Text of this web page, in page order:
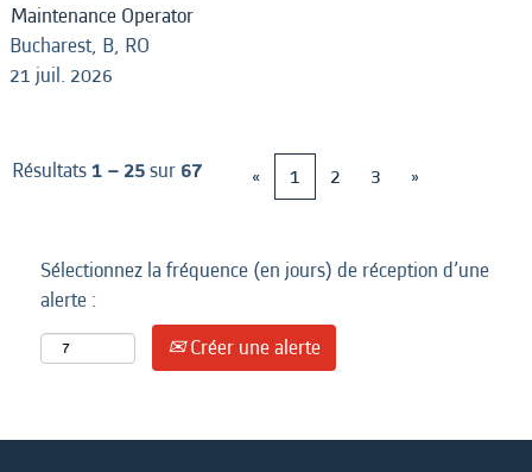
Maintenance Operator
Bucharest, B, RO
21 juil. 2026
Résultats1 – 25sur 67 « 1 2 3 »
Sélectionnez la fréquence (en jours) de réception d’une
alerte :
Créer une alerte